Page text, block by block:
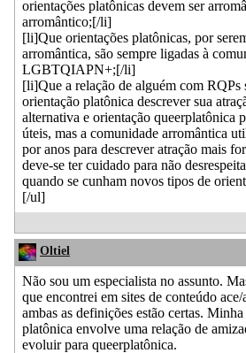
orientações platônicas devem ser
arromântico;[/li]
[li]Que orientações platônicas, por
arromântica, são sempre ligadas à
LGBTQIAPN+;[/li]
[li]Que a relação de alguém com RQPs
orientação platônica descrever sua
alternativa e orientação queerplatônica
úteis, mas a comunidade arromântica
por anos para descrever atração mais
deve-se ter cuidado para não
quando se cunham novos tipos de
[/ul]
Oltiel
Não sou um especialista no assunto.
que encontrei em sites de conteúdo
ambas as definições estão certas.
platônica envolve uma relação de
evoluir para queerplatônica.